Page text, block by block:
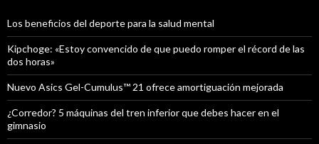
Los beneficios del deporte para la salud mental
Kipchoge: «Estoy convencido de que puedo romper el récord de las
dos horas»
Nuevo Asics Gel-Cumulus™ 21 ofrece amortiguación mejorada
¿Corredor? 5 máquinas del tren inferior que debes hacer en el
gimnasio